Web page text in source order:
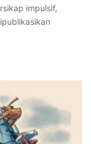
impulsif,